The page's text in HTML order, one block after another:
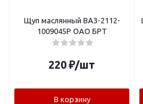
Щуп маслянный ВАЗ-2112-
1009045Р ОАО БРТ
220 ₽/шт
В корзину